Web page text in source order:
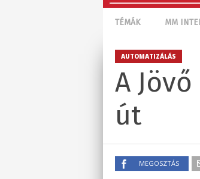
TÉMÁK MM
AUTOMATIZÁLÁS
A
út
MEGOSZTÁS